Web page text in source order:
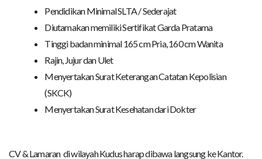
Pendidikan Minimal SLTA / Sederajat
Diutamakan memiliki Sertifikat Garda Pratama
Tinggi badan minimal 165 cm Pria, 160 cm Wanita
Rajin, Jujur dan Ulet
Menyertakan Surat Keterangan Catatan Kepolisian
(SKCK)
Menyertakan Surat Kesehatan dari Dokter
CV & Lamaran di wilayah Kudus harap dibawa langsung ke Kantor.